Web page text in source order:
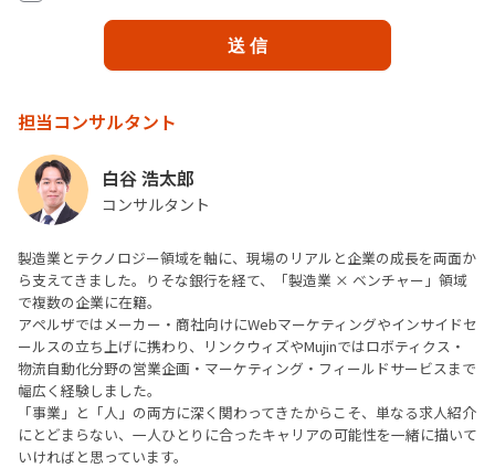
担当コンサルタント
白谷 浩太郎
コンサルタント
製造業とテクノロジー領域を軸に、現場のリアルと企業の成長を両面か
ら支えてきました。りそな銀行を経て、「製造業 × ベンチャー」領域
で複数の企業に在籍。
アペルザではメーカー・商社向けにWebマーケティングやインサイドセ
ールスの立ち上げに携わり、リンクウィズやMujinではロボティクス・
物流自動化分野の営業企画・マーケティング・フィールドサービスまで
幅広く経験しました。
「事業」と「人」の両方に深く関わってきたからこそ、単なる求人紹介
にとどまらない、一人ひとりに合ったキャリアの可能性を一緒に描いて
いければと思っています。